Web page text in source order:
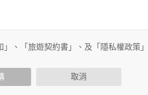
廠商也可能蒐集您個人的資料。對於您
區中任意公開個人資料的行為，在非經
」、「旅遊契約書」、及「隱私權政策」
取消